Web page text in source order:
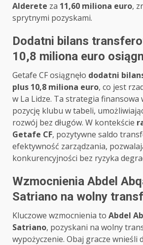
Alderete za 11,60 miliona euro,
sprytnymi pozyskami.
Dodatni bilans
10,8 miliona euro
Getafe CF osiągnęło dodatni
plus 10,8 miliona euro, co jest
w La Lidze. Ta strategia finansowa
pozycję klubu w tabeli,
rozwój bez długów. W kontekście
Getafe CF, pozytywne saldo
efektywność zarządzania,
konkurencyjności bez ryzyka
Wzmocnienia Abdel
Satriano na wolny
Kluczowe wzmocnienia to Abdel
Satriano, pozyskani na wolny
wypożyczenie. Obaj gracze wnieśli